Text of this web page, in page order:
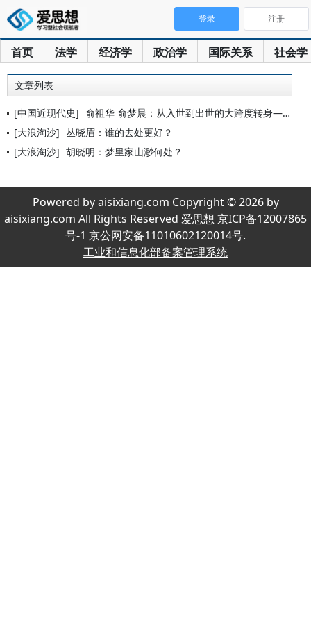
首页 法学 经济学 政治学 国际关系 社会学
登录 注册
文章列表
[中国近现代史] 俞祖华 俞梦晨：从入世到出世的大跨度转身——李叔同的生命意识
[大浪淘沙] 丛晓眉：谁的去处更好？
[大浪淘沙] 胡晓明：梦里家山渺何处？
Powered by aisixiang.com Copyright © 2026 by
aisixiang.com All Rights Reserved 爱思想 京ICP备12007865
号-1 京公网安备11010602120014号.
工业和信息化部备案管理系统